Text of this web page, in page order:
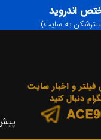
به سایت)